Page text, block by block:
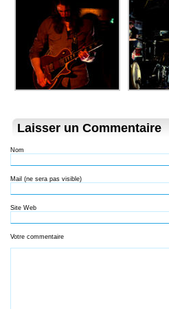
Laisser un Commentaire
Nom
Mail (ne sera pas visible)
Site Web
Votre commentaire